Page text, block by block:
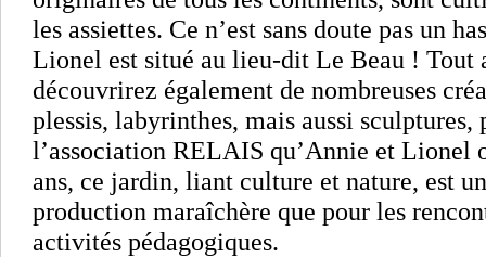
les assiettes. Ce n’est sans doute pas un
Lionel est situé au lieu-dit Le Beau ! Tout
découvrirez également de nombreuses
plessis, labyrinthes, mais aussi
l’association RELAIS qu’Annie et Lionel
ans, ce jardin, liant culture et nature, est
production maraîchère que pour les
activités pédagogiques.